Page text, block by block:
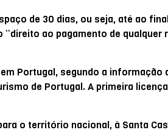
de 30 dias, ou seja, até ao
ao pagamento de qualquer
Portugal, segundo a informação
de Portugal. A primeira
o território nacional, à Santa